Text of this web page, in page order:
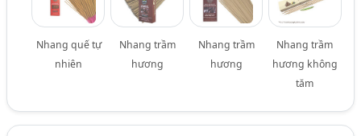
Nhang quế tự
nhiên
Nhang trầm
hương
Nhang trầm
hương
Nhang trầm
hương không
tăm